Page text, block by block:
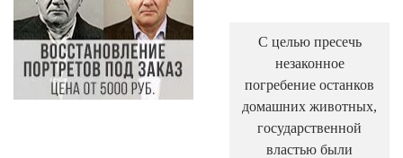
С целью пресечь
незаконное
погребение останков
домашних животных,
государственной
властью были